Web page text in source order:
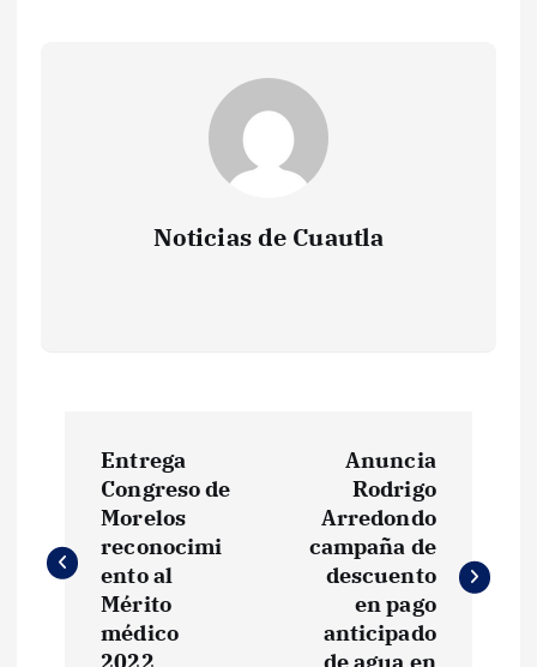
Noticias de Cuautla
v
Entrega
Congreso de
Morelos
reconocimi
ento al
Mérito
médico
Anuncia
Rodrigo
Arredondo
campaña de
descuento
en pago
anticipado